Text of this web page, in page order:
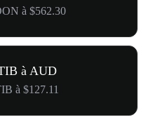
à $562.30
à AUD
à $127.11